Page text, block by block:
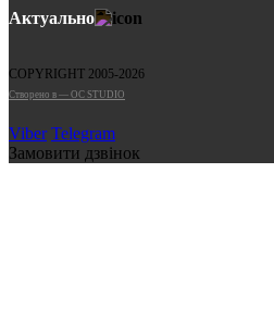
Актуально
COPYRIGHT 2005-2026
Cтворено в — OC STUDIO
Viber Telegram
Замовити дзвінок